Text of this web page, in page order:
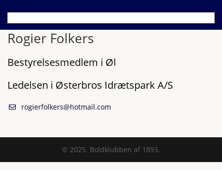
Rogier Folkers
Bestyrelsesmedlem i Øl
Ledelsen i Østerbros Idrætspark A/S
rogierfolkers@hotmail.com
© 2025. Boldklubben af 1893.